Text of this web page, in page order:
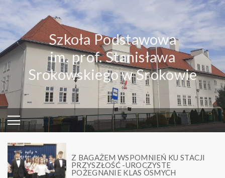
content
Szkoła Podstawowa
im. prof. Stanisława
Srokowskiego w Srokowie
Z BAGAŻEM WSPOMNIEŃ KU STACJI
PRZYSZŁOŚĆ -UROCZYSTE
POŻEGNANIE KLAS ÓSMYCH